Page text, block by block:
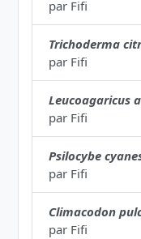
par Fifi
Trichoderma
par Fifi
Leucoagaricus
par Fifi
Psilocybe
par Fifi
Climacodon
par Fifi